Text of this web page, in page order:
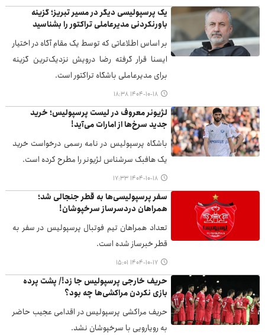
یک پرسپولیسی دیگر در مسیر تبریز؛ گزینه
باورنکردنی مدیرعاملی تراکتور را بشناسید
بر اساس اطلاعاتی که توسط یک مقام آگاه در اختیار
ایسنا قرار گرفته رضا درویش نزدیک‌ترین گزینه
برای مدیرعاملی باشگاه تراکتور است.
۱۴۰۴-۱۰-۱۸ ۱۸:۳۸
لژیونر معروف در لیست پرسپولیس؛ خرید
جدید سرخ‌ها از امارات می‌آید!
باشگاه پرسپولیس در نامه رسمی درخواست خرید
یک هافبک سرشناس لژیونر را مطرح کرده است.
۱۴۰۴-۱۰-۱۸ ۱۷:۳۳
سفر پرسپولیسی‌ها به قطر جنجالی شد؛
همراهان دردسرساز سرخپوشان!
تعداد همراهان تیم فوتبال پرسپولیس در سفر به
قطر خبرساز شده است.
۱۴۰۴-۱۰-۱۷ ۱۵:۰۱
حریف خارجی پرسپولیس جا زد!/ پشت‌ پرده
بازی نکردن مراکشی‌ها چه بود؟
حریف مراکشی پرسپولیس در اقدامی عجیب حاضر
به رویارویی با سرخپوشان نشد.